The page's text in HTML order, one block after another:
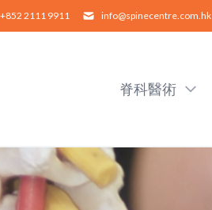
+852 2111 9911 info@spinecentre.com.hk
脊科醫術